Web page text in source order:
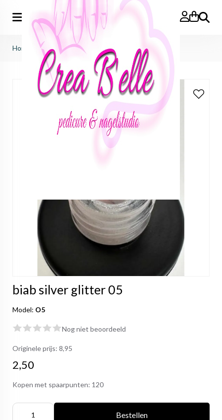
Zoeken
Home biab silver glitter 05
biab silver glitter 05
Model: O5
Nog niet beoordeeld
Originele prijs: 8,95
2,50
Kopen met spaarpunten: 120
Bestellen